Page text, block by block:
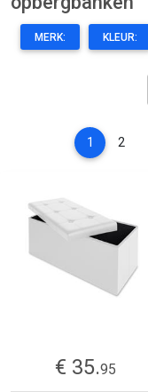
MERK: KLEUR:
1 (current)
2
€ 35.95